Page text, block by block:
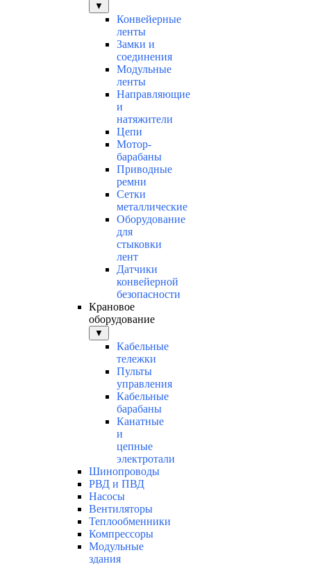
▼
Конвейерные
ленты
Замки и
соединения
Модульные
ленты
Направляющие
и
натяжители
Цепи
Мотор-
барабаны
Приводные
ремни
Сетки
металлические
Оборудование
для
стыковки
лент
Датчики
конвейерной
безопасности
Крановое
оборудование
▼
Кабельные
тележки
Пульты
управления
Кабельные
барабаны
Канатные
и
цепные
электротали
Шинопроводы
РВД и ПВД
Насосы
Вентиляторы
Теплообменники
Компрессоры
Модульные
здания